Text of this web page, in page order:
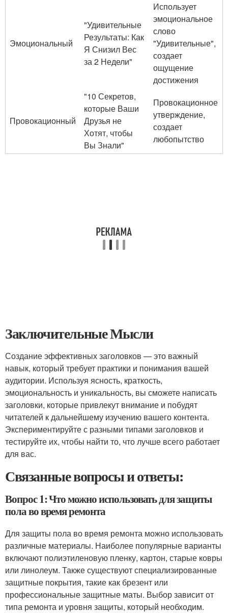
Эмоциональный
"Удивительные
Результаты: Как
Я Снизил Вес
за 2 Недели"
Использует
эмоциональное
слово
"Удивительные",
создает
ощущение
достижения
Провокационный
"10 Секретов,
которые Ваши
Друзья не
Хотят, чтобы
Вы Знали"
Провокационное
утверждение,
создает
любопытство
Заключительные Мысли
Создание эффективных заголовков — это важный
навык, который требует практики и понимания вашей
аудитории. Используя ясность, краткость,
эмоциональность и уникальность, вы сможете написать
заголовки, которые привлекут внимание и побудят
читателей к дальнейшему изучению вашего контента.
Экспериментируйте с разными типами заголовков и
тестируйте их, чтобы найти то, что лучше всего работает
для вас.
Связанные вопросы и ответы:
Вопрос 1: Что можно использовать для защиты
пола во время ремонта
Для защиты пола во время ремонта можно использовать
различные материалы. Наиболее популярные варианты
включают полиэтиленовую пленку, картон, старые ковры
или линолеум. Также существуют специализированные
защитные покрытия, такие как брезент или
профессиональные защитные маты. Выбор зависит от
типа ремонта и уровня защиты, который необходим.